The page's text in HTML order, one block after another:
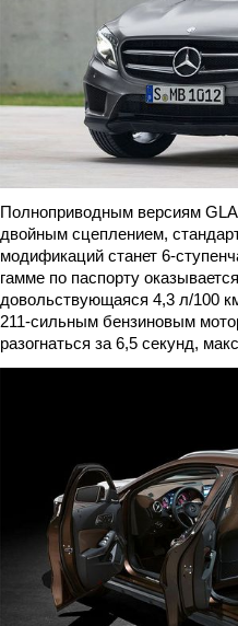
Полноприводным версиям GLA
двойным сцеплением,
модификаций станет 6-
гамме по паспорту
довольствующаяся 4,3 л/100
211-сильным бензиновым
разогнаться за 6,5 секунд,